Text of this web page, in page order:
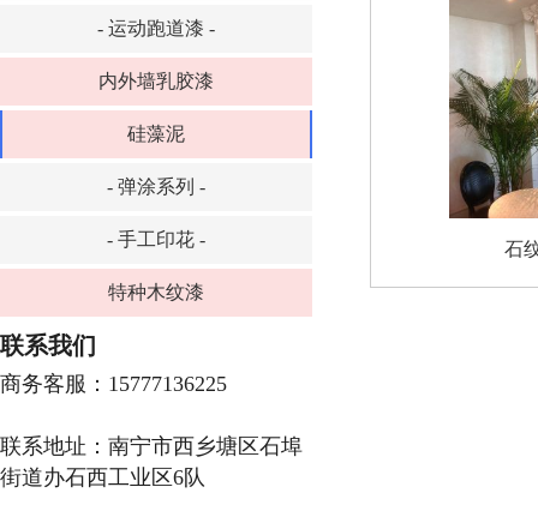
- 运动跑道漆 -
内外墙乳胶漆
硅藻泥
- 弹涂系列 -
- 手工印花 -
特种木纹漆
联系我们
商务客服：15777136225
联系地址：南宁市西乡塘区石埠
街道办石西工业区6队
石